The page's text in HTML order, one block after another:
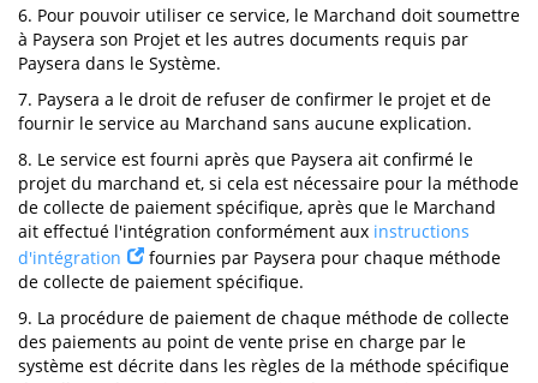
6. Pour pouvoir utiliser ce service, le Marchand doit soumettre
à Paysera son Projet et les autres documents requis par
Paysera dans le Système.
7. Paysera a le droit de refuser de confirmer le projet et de
fournir le service au Marchand sans aucune explication.
8. Le service est fourni après que Paysera ait confirmé le
projet du marchand et, si cela est nécessaire pour la méthode
de collecte de paiement spécifique, après que le Marchand
ait effectué l'intégration conformément aux instructions
d'intégration
fournies par Paysera pour chaque méthode
de collecte de paiement spécifique.
9. La procédure de paiement de chaque méthode de collecte
des paiements au point de vente prise en charge par le
système est décrite dans les règles de la méthode spécifique